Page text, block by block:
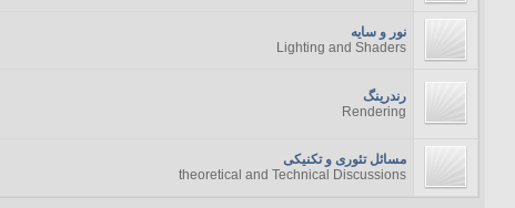
نور و سایه
Lighting and Shaders
رندرینگ
Rendering
مسائل تئوری و تکنیکی
theoretical and Technical Discussions